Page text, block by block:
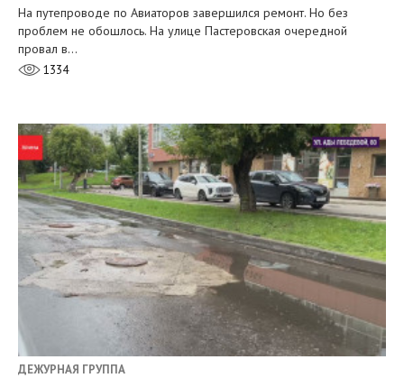
На путепроводе по Авиаторов завершился ремонт. Но без
проблем не обошлось. На улице Пастеровская очередной
провал в…
1334
ДЕЖУРНАЯ ГРУППА